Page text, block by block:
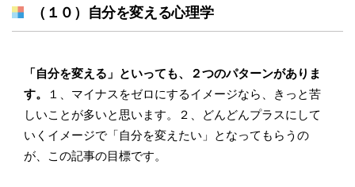
（１０）自分を変える心理学
「自分を変える」といっても、２つのパターンがありま
す。
１、マイナスをゼロにするイメージなら、きっと苦
しいことが多いと思います。２、どんどんプラスにして
いくイメージで「自分を変えたい」となってもらうの
が、この記事の目標です。